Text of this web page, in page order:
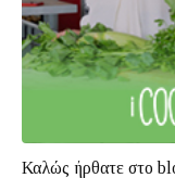
Καλώς ήρθατε στο